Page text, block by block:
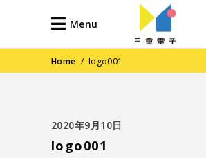
Menu
Home / logo001
2020年9月10日
logo001